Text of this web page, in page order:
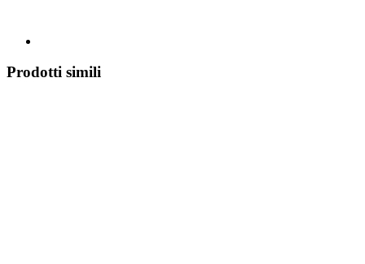
Prodotti simili